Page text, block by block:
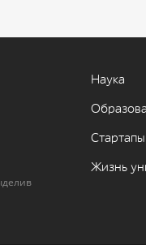
Наука
Жизнь